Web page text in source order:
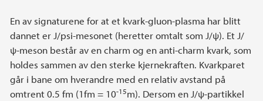
En av signaturene for at et kvark-gluon-plasma har blitt
dannet er J/psi-mesonet (heretter omtalt som J/ψ). Et J/
ψ-meson består av en charm og en anti-charm kvark, som
holdes sammen av den sterke kjernekraften. Kvarkparet
går i bane om hverandre med en relativ avstand på
omtrent 0.5 fm (1fm = 10-15m). Dersom en J/ψ-partikkel